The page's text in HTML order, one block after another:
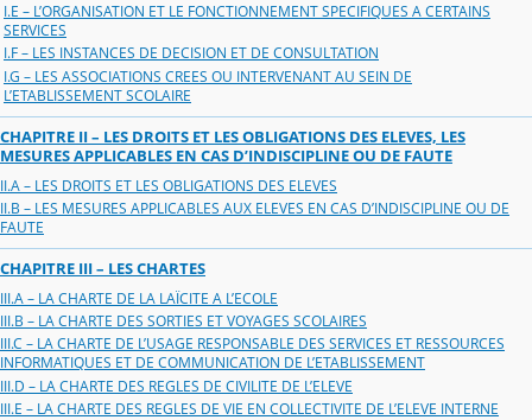
I.E – L’ORGANISATION ET LE FONCTIONNEMENT SPECIFIQUES A CERTAINS
SERVICES
I.F – LES INSTANCES DE DECISION ET DE CONSULTATION
I.G – LES ASSOCIATIONS CREES OU INTERVENANT AU SEIN DE
L’ETABLISSEMENT SCOLAIRE
CHAPITRE II – LES DROITS ET LES OBLIGATIONS DES ELEVES, LES
MESURES APPLICABLES EN CAS D’INDISCIPLINE OU DE FAUTE
II.A – LES DROITS ET LES OBLIGATIONS DES ELEVES
II.B – LES MESURES APPLICABLES AUX ELEVES EN CAS D’INDISCIPLINE OU DE
FAUTE
CHAPITRE III – LES CHARTES
III.A – LA CHARTE DE LA LAÏCITE A L’ECOLE
III.B – LA CHARTE DES SORTIES ET VOYAGES SCOLAIRES
III.C – LA CHARTE DE L’USAGE RESPONSABLE DES SERVICES ET RESSOURCES
INFORMATIQUES ET DE COMMUNICATION DE L’ETABLISSEMENT
III.D – LA CHARTE DES REGLES DE CIVILITE DE L’ELEVE
III.E – LA CHARTE DES REGLES DE VIE EN COLLECTIVITE DE L’ELEVE INTERNE